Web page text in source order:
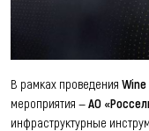
В рамках проведения
мероприятия —АО
инфраструктурные